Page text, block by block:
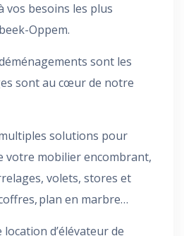
vos besoins les plus
Oppem.
sont les
sont au cœur de notre
solutions pour
votre mobilier encombrant,
volets, stores et
plan en marbre…
d’élévateur de